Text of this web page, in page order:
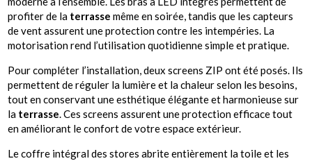
profiter de la terrassemême en soirée, tandis que les capteurs
de vent assurent une protection contre les intempéries. La
motorisation rend l’utilisation quotidienne simple et pratique.
Pour compléter l’installation, deux screens ZIP ont été posés. Ils
permettent de réguler la lumière et la chaleur selon les besoins,
tout en conservant une esthétique élégante et harmonieuse sur
la terrasse. Ces screens assurent une protection efficace tout
en améliorant le confort de votre espace extérieur.
Le coffre intégral des stores abrite entièrement la toile et les